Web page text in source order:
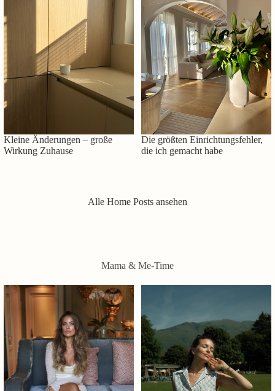
Kleine Änderungen – große
Wirkung Zuhause
Die größten Einrichtungsfehler,
die ich gemacht habe
Alle Home Posts ansehen
Mama & Me-Time